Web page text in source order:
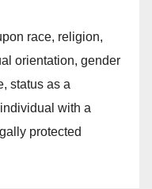
race, religion,
orientation, gender
status as a
with a
protected